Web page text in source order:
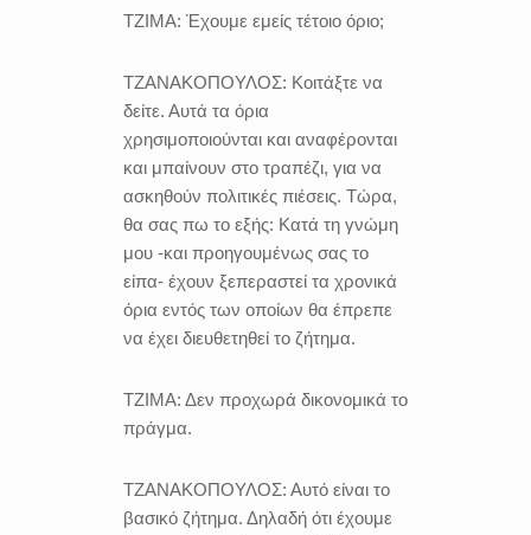
ΤΖΙΜΑ: Έχουμε εμείς τέτοιο όριο;
ΤΖΑΝΑΚΟΠΟΥΛΟΣ: Κοιτάξτε να
δείτε. Αυτά τα όρια
χρησιμοποιούνται και αναφέρονται
και μπαίνουν στο τραπέζι, για να
ασκηθούν πολιτικές πιέσεις. Τώρα,
θα σας πω το εξής: Κατά τη γνώμη
μου -και προηγουμένως σας το
είπα- έχουν ξεπεραστεί τα χρονικά
όρια εντός των οποίων θα έπρεπε
να έχει διευθετηθεί το ζήτημα.
ΤΖΙΜΑ: Δεν προχωρά δικονομικά το
πράγμα.
ΤΖΑΝΑΚΟΠΟΥΛΟΣ: Αυτό είναι το
βασικό ζήτημα. Δηλαδή ότι έχουμε